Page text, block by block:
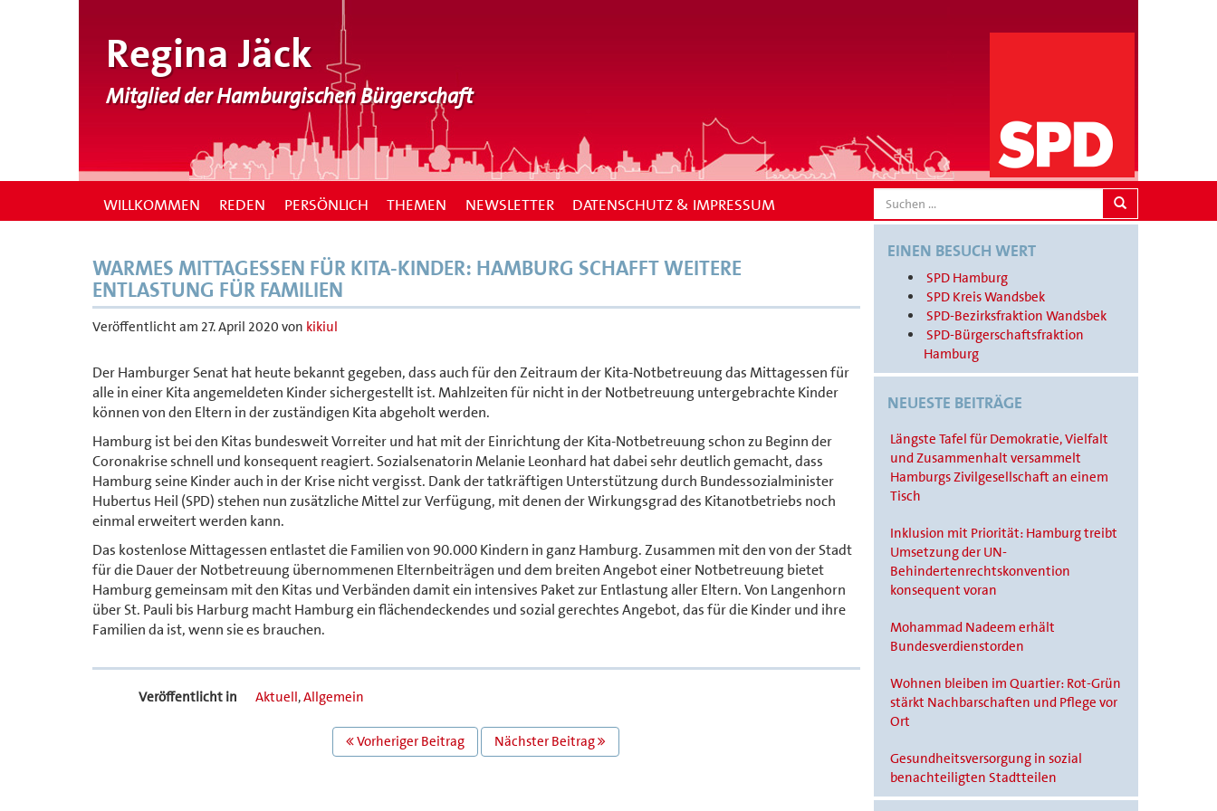
Regina Jäck
Mitglied der Hamburgischen Bürgerschaft
SEARCH
WILLKOMMEN REDEN PERSÖNLICH THEMEN NEWSLETTER DATENSCHUTZ & IMPRESSUM
WARMES MITTAGESSEN FÜR KITA-KINDER: HAMBURG SCHAFFT WEITERE
ENTLASTUNG FÜR FAMILIEN
Veröffentlicht am 27. April 2020 von kikiul
Der Hamburger Senat hat heute bekannt gegeben, dass auch für den Zeitraum der Kita-Notbetreuung das Mittagessen für
alle in einer Kita angemeldeten Kinder sichergestellt ist. Mahlzeiten für nicht in der Notbetreuung untergebrachte Kinder
können von den Eltern in der zuständigen Kita abgeholt werden.
Hamburg ist bei den Kitas bundesweit Vorreiter und hat mit der Einrichtung der Kita-Notbetreuung schon zu Beginn der
Coronakrise schnell und konsequent reagiert. Sozialsenatorin Melanie Leonhard hat dabei sehr deutlich gemacht, dass
Hamburg seine Kinder auch in der Krise nicht vergisst. Dank der tatkräftigen Unterstützung durch Bundessozialminister
Hubertus Heil (SPD) stehen nun zusätzliche Mittel zur Verfügung, mit denen der Wirkungsgrad des Kitanotbetriebs noch
einmal erweitert werden kann.
Das kostenlose Mittagessen entlastet die Familien von 90.000 Kindern in ganz Hamburg. Zusammen mit den von der Stadt
für die Dauer der Notbetreuung übernommenen Elternbeiträgen und dem breiten Angebot einer Notbetreuung bietet
Hamburg gemeinsam mit den Kitas und Verbänden damit ein intensives Paket zur Entlastung aller Eltern. Von Langenhorn
über St. Pauli bis Harburg macht Hamburg ein flächendeckendes und sozial gerechtes Angebot, das für die Kinder und ihre
Familien da ist, wenn sie es brauchen.
Veröffentlicht in Aktuell,Allgemein
Vorheriger Beitrag Nächster Beitrag
EINEN BESUCH WERT
SPD Hamburg
SPD Kreis Wandsbek
SPD-Bezirksfraktion Wandsbek
SPD-Bürgerschaftsfraktion
Hamburg
NEUESTE BEITRÄGE
Längste Tafel für Demokratie, Vielfalt
und Zusammenhalt versammelt
Hamburgs Zivilgesellschaft an einem
Tisch
Inklusion mit Priorität: Hamburg treibt
Umsetzung der UN-
Behindertenrechtskonvention
konsequent voran
Mohammad Nadeem erhält
Bundesverdienstorden
Wohnen bleiben im Quartier: Rot-Grün
stärkt Nachbarschaften und Pflege vor
Ort
Gesundheitsversorgung in sozial
benachteiligten Stadtteilen